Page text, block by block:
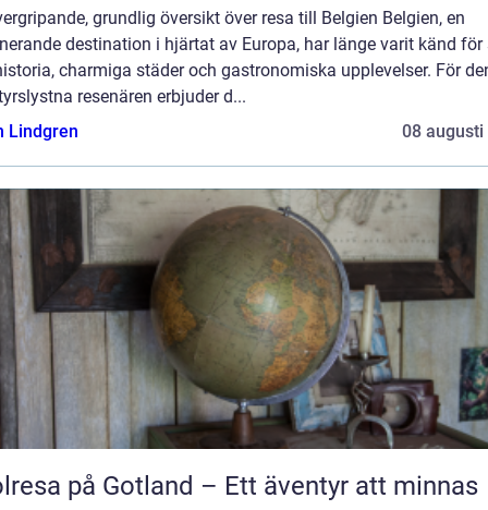
grundlig översikt över resa till Belgien Belgien, en
destination i hjärtat av Europa, har länge varit känd för
charmiga städer och gastronomiska upplevelser. För
resenären erbjuder d...
Lindgren
08 augusti
på Gotland – Ett äventyr att minnas